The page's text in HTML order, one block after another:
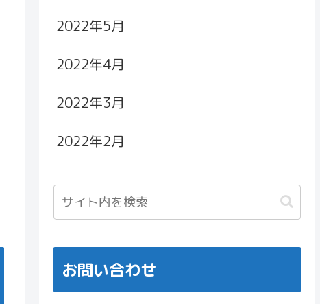
2022年5月
2022年4月
2022年3月
2022年2月
お問い合わせ